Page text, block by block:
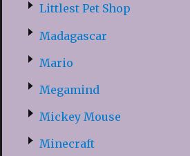
Littlest Pet Shop
Madagascar
Mario
Megamind
Mickey Mouse
Minecraft